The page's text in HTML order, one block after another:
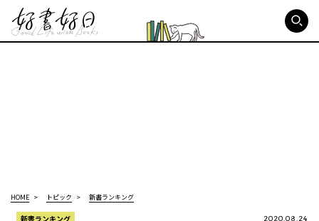
HOME トピック 新書ランキング
新書ランキング 2020.08.24